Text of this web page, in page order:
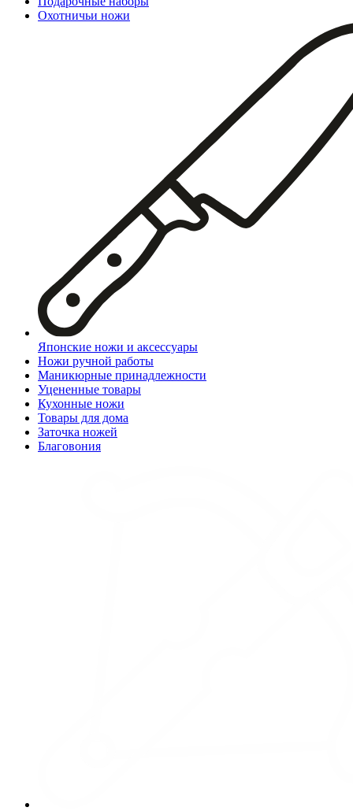
Охотничьи ножи
Японские ножи и аксессуары
Ножи ручной работы
Маникюрные принадлежности
Уцененные товары
Кухонные ножи
Товары для дома
Заточка ножей
Благовония